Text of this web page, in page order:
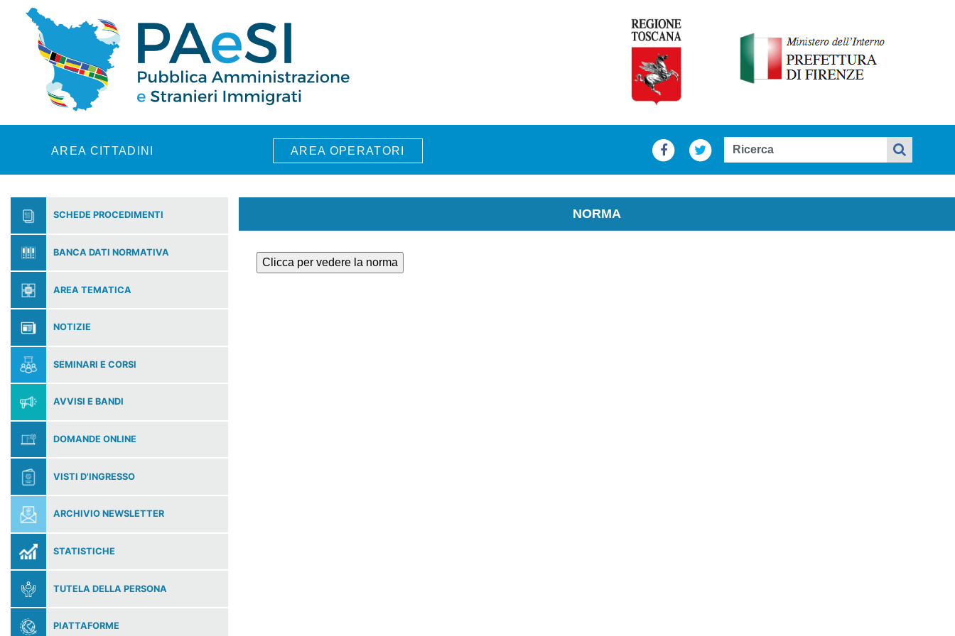
Skip to main content
AREA CITTADINI AREA OPERATORI
SCHEDE PROCEDIMENTI
BANCA DATI NORMATIVA
AREA TEMATICA
NOTIZIE
SEMINARI E CORSI
AVVISI E BANDI
DOMANDE ONLINE
VISTI D'INGRESSO
ARCHIVIO NEWSLETTER
STATISTICHE
TUTELA DELLA PERSONA
PIATTAFORME
NORMA
Clicca per vedere la norma